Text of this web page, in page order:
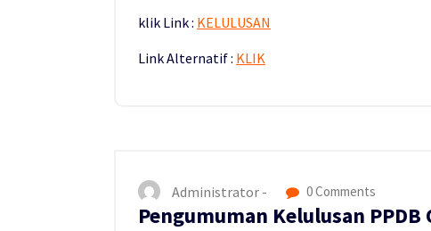
klik Link : KELULUSAN
Link Alternatif : KLIK
Administrator - 0 Comments
Pengumuman Kelulusan